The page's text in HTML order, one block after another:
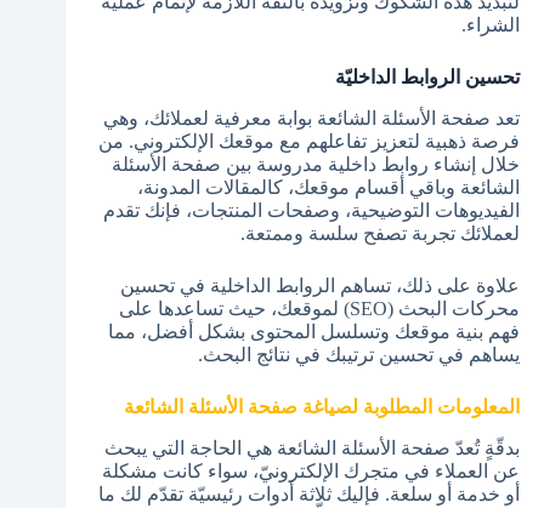
الشراء.
تحسين الروابط الداخليّة
تعد صفحة الأسئلة الشائعة بوابة معرفية لعملائك، وهي
فرصة ذهبية لتعزيز تفاعلهم مع موقعك الإلكتروني. من
خلال إنشاء روابط داخلية مدروسة بين صفحة الأسئلة
الشائعة وباقي أقسام موقعك، كالمقالات المدونة،
الفيديوهات التوضيحية، وصفحات المنتجات، فإنك تقدم
لعملائك تجربة تصفح سلسة وممتعة.
علاوة على ذلك، تساهم الروابط الداخلية في تحسين
محركات البحث (SEO) لموقعك، حيث تساعدها على
فهم بنية موقعك وتسلسل المحتوى بشكل أفضل، مما
يساهم في تحسين ترتيبك في نتائج البحث.
المعلومات المطلوبة لصياغة صفحة الأسئلة الشائعة
بدقّةٍ تُعدّ صفحة الأسئلة الشائعة هي الحاجة التي يبحث
عن العملاء في متجرك الإلكترونيّ، سواء كانت مشكلة
أو خدمة أو سلعة. فإليك ثلاثة أدوات رئيسيّة تقدّم لك ما